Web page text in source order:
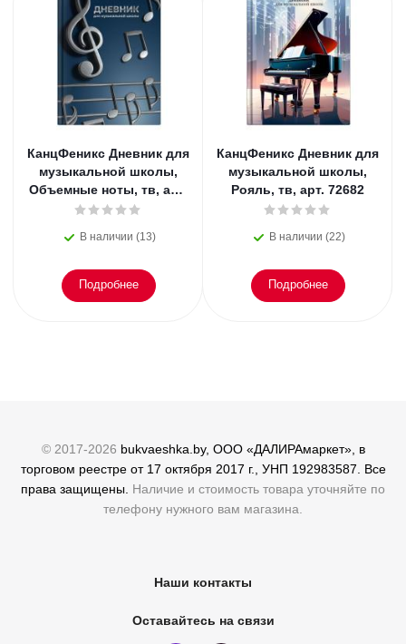
КанцФеникс Дневник для
музыкальной школы,
Объемные ноты, тв, арт.
72683
В наличии (13)
Подробнее
КанцФеникс Дневник для
музыкальной школы,
Рояль, тв, арт. 72682
В наличии (22)
Подробнее
© 2017-2026 bukvaeshka.by, ООО «ДАЛИРАмаркет», в
торговом реестре от 17 октября 2017 г., УНП 192983587. Все
права защищены. Наличие и стоимость товара уточняйте по
телефону нужного вам магазина.
Наши контакты
Оставайтесь на связи